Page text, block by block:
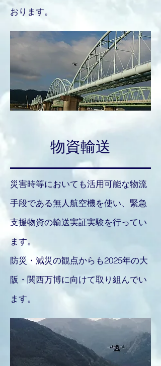
おります​。
物資輸送
災害時等においても活用可能な物流
手段である無人航空機を使い、緊急
支援物資の輸送実証実験を行ってい
ます。
​防災・減災の観点からも2025年の大
阪・関西万博に向けて取り組んでい
ます。